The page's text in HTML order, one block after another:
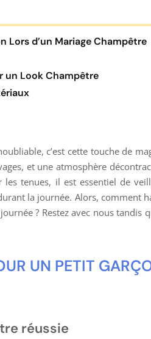
Lors d’un Mariage Champêtre
un Look Champêtre
c’est cette touche de
et une atmosphère
tenues, il est essentiel de
la journée. Alors, comment
? Restez avec nous tandis
UN PETIT
réussie